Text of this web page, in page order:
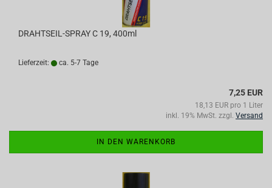
DRAHTSEIL-SPRAY C 19, 400ml
Lieferzeit: ca. 5-7 Tage
7,25 EUR
18,13 EUR pro 1 Liter
inkl. 19% MwSt. zzgl. Versand
IN DEN WARENKORB